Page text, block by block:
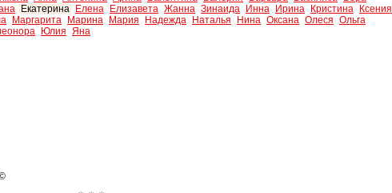
Екатерина Елена Елизавета Жанна Зинаида Инна Ирина Кристина
Ксения
Маргарита Марина Мария Надежда Наталья Нина Оксана Олеся Ольга
Юлия Яна